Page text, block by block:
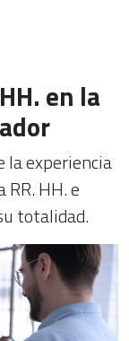
en la
la experiencia
HH. e
totalidad.